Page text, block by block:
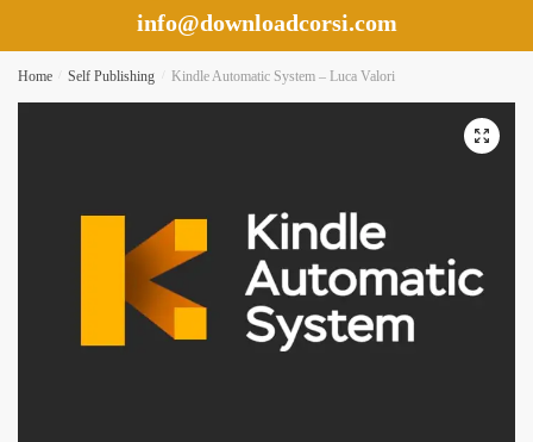
info@downloadcorsi.com
Home Self Publishing Kindle Automatic System – Luca Valori